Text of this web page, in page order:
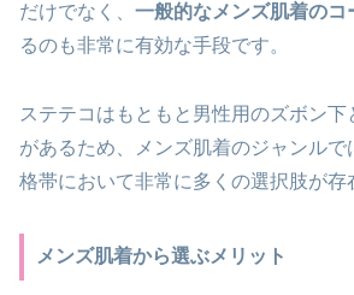
だけでなく、 一般的なメンズ肌着のコ
るのも非常に有効な手段です。
ステテコはもともと男性用のズボン下
があるため、メンズ肌着のジャンルで
格帯において非常に多くの選択肢が存
メンズ肌着から選ぶメリット